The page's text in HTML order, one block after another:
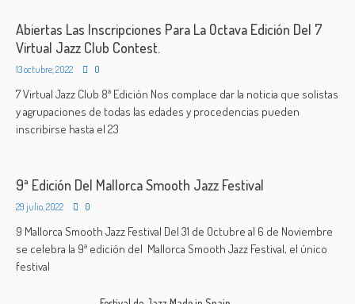
Abiertas Las Inscripciones Para La Octava Edición Del 7
Virtual Jazz Club Contest.
13 octubre, 2022 0
7 Virtual Jazz Club 8ª Edición Nos complace dar la noticia que solistas
y agrupaciones de todas las edades y procedencias pueden
inscribirse hasta el 23
9ª Edición Del Mallorca Smooth Jazz Festival
29 julio, 2022 0
9 Mallorca Smooth Jazz Festival Del 31 de Octubre al 6 de Noviembre
se celebra la 9ª edición del Mallorca Smooth Jazz Festival, el único
festival